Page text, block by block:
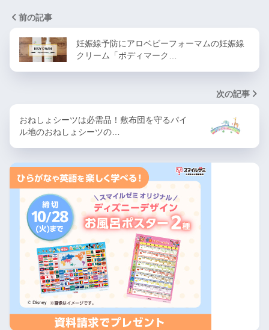
前の記事
妊娠線予防にアロベビーフォーマムの妊娠線
クリーム「ボディマーク…
次の記事
おねしょシーツは必需品！敷布団を守るパイ
ル地のおねしょシーツの…